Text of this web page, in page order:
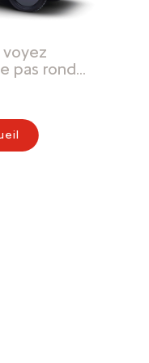
voyez
pas rond…